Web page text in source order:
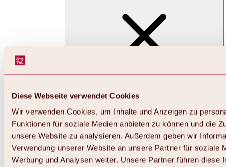
Diese Webseite verwendet Cookies
Wir verwenden Cookies, um Inhalte und Anzeigen zu
Funktionen für soziale Medien anbieten zu können und die
unsere Website zu analysieren. Außerdem geben wir
Verwendung unserer Website an unsere Partner für soziale
Werbung und Analysen weiter. Unsere Partner führen diese